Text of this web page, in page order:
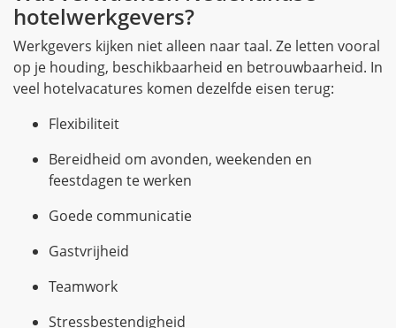
hotelwerkgevers?
Werkgevers kijken niet alleen naar taal. Ze letten vooral
op je houding, beschikbaarheid en betrouwbaarheid. In
veel hotelvacatures komen dezelfde eisen terug:
Flexibiliteit
Bereidheid om avonden, weekenden en
feestdagen te werken
Goede communicatie
Gastvrijheid
Teamwork
Stressbestendigheid